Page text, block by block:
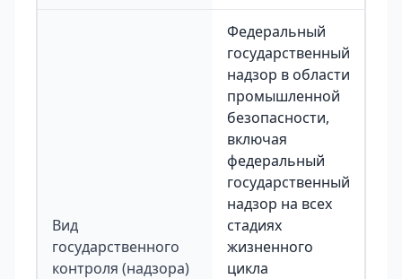
Вид
государственного
контроля (надзора)
Федеральный
государственный
надзор в области
промышленной
безопасности,
включая
федеральный
государственный
надзор на всех
стадиях
жизненного
цикла